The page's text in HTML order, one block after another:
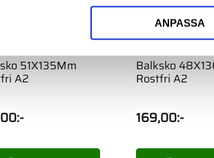
ANPASSA
51X135Mm
A2
:-
Balksko
Rostfri A2
169,00:-